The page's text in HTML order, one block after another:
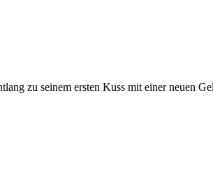
zu seinem ersten Kuss mit einer neuen